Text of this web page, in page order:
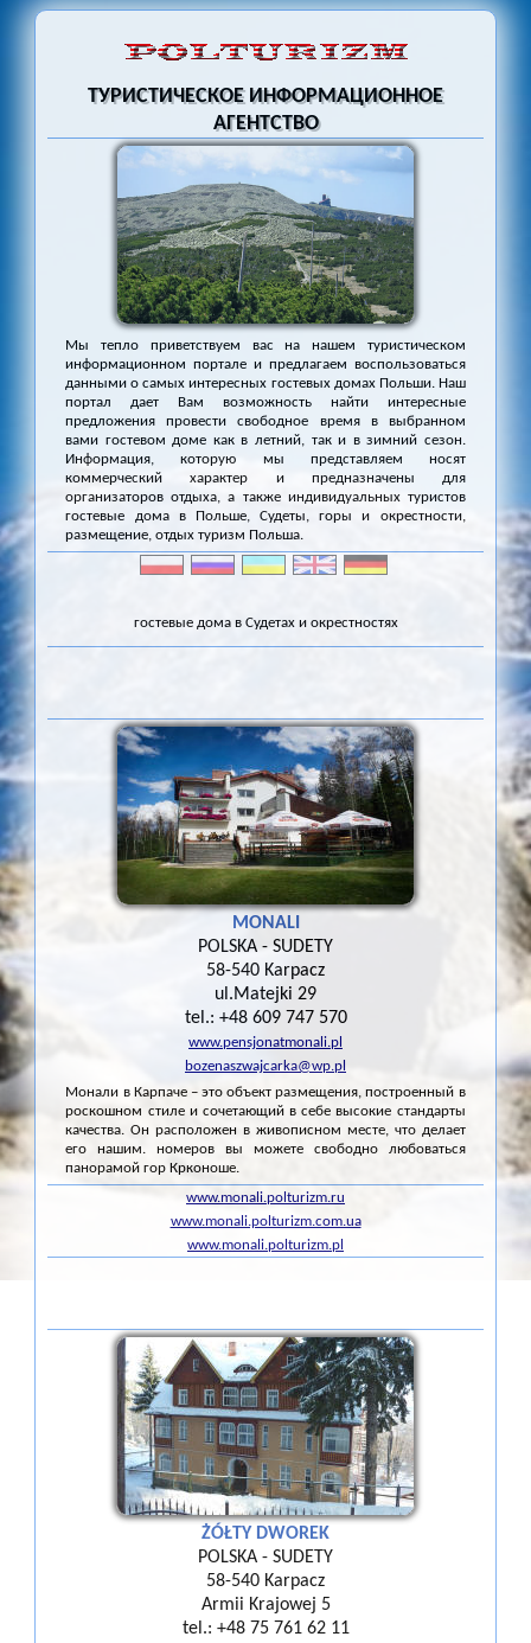
ТУРИСТИЧЕСКОЕ ИНФОРМАЦИОННОЕ
АГЕНТСТВО
Мы тепло приветствуем вас на нашем туристическом
информационном портале и предлагаем воспользоваться
данными о самых интересных гостевых домах Польши. Наш
портал дает Вам возможность найти интересные
предложения провести свободное время в выбранном
вами гостевом доме как в летний, так и в зимний сезон.
Информация, которую мы представляем носят
коммерческий характер и предназначены для
организаторов отдыха, а также индивидуальных туристов
гостевые дома в Польше, Судеты, горы и окрестности,
размещение, отдых туризм Польша.
гостевые дома в Судетах и ​​окрестностях
MONALI
POLSKA - SUDETY
58-540 Karpacz
ul.Matejki 29
tel.: +48 609 747 570
www.pensjonatmonali.pl
bozenaszwajcarka@wp.pl
Монали в Карпаче – это объект размещения, построенный в
роскошном стиле и сочетающий в себе высокие стандарты
качества. Он расположен в живописном месте, что делает
его нашим. номеров вы можете свободно любоваться
панорамой гор Крконоше.
www.monali.polturizm.ru
www.monali.polturizm.com.ua
www.monali.polturizm.pl
ŻÓŁTY DWOREK
POLSKA - SUDETY
58-540 Karpacz
Armii Krajowej 5
tel.: +48 75 761 62 11